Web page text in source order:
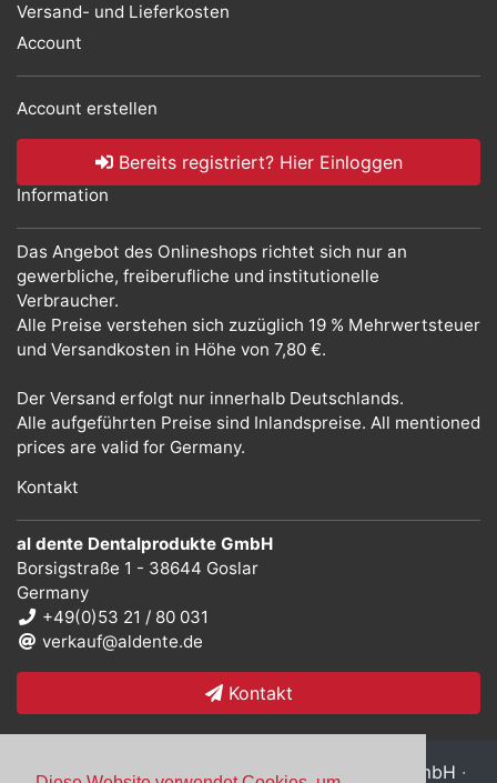
Versand- und Lieferkosten
Account
Account erstellen
Bereits registriert? Hier Einloggen
Information
Das Angebot des Onlineshops richtet sich nur an
gewerbliche, freiberufliche und institutionelle
Verbraucher.
Alle Preise verstehen sich zuzüglich 19 % Mehrwertsteuer
und Versandkosten in Höhe von 7,80 €.
Der Versand erfolgt nur innerhalb Deutschlands.
Alle aufgeführten Preise sind Inlandspreise. All mentioned
prices are valid for Germany.
Kontakt
al dente Dentalprodukte GmbH
Borsigstraße 1 - 38644 Goslar
Germany
+49(0)53 21 / 80 031
verkauf@aldente.de
Kontakt
Copyright © 2026 al dente Dentalprodukte GmbH ·